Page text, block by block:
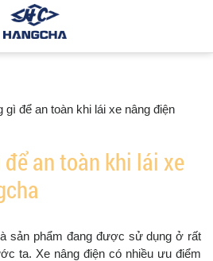
gì để an toàn khi lái xe nâng điện
an toàn khi lái xe
sản phẩm đang được sử dụng ở rất
ta. Xe nâng điện có nhiều ưu điểm